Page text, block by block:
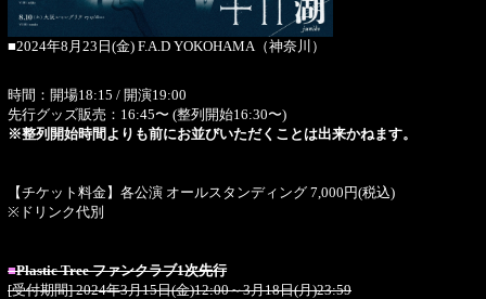
■2024年8月23日(金) F.A.D YOKOHAMA（神奈川）
時間：開場18:15 / 開演19:00
先行グッズ販売：16:45〜 (整列開始16:30〜)
※整列開始時間よりも前にお並びいただくことは出来かねます。
【チケット料金】各公演 オールスタンディング 7,000円(税込)
※ドリンク代別
■Plastic Tree ファンクラブ1次先行
[受付期間] 2024年3月15日(金)12:00～3月18日(月)23:59